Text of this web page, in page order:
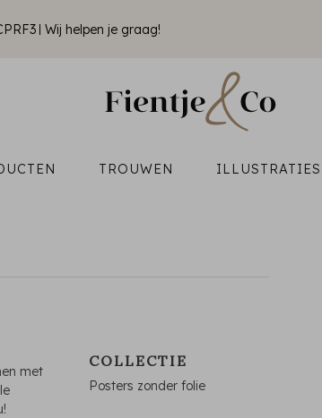
Wij helpen je graag!
TROUWEN ILLUSTRATIES
met
COLLECTIE
Posters zonder folie